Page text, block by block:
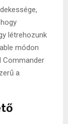
létrehozunk
módon
Commander
a